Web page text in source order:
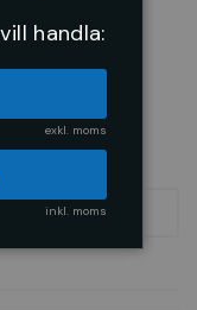
SORTERA
handla:
exkl. moms
inkl. moms